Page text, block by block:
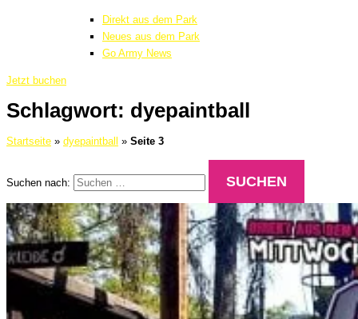
Direkt aus dem Park
Neues aus dem Park
Go Army News
Jetzt buchen
Schlagwort: dyepaintball
Startseite » dyepaintball » Seite 3
Suchen nach: